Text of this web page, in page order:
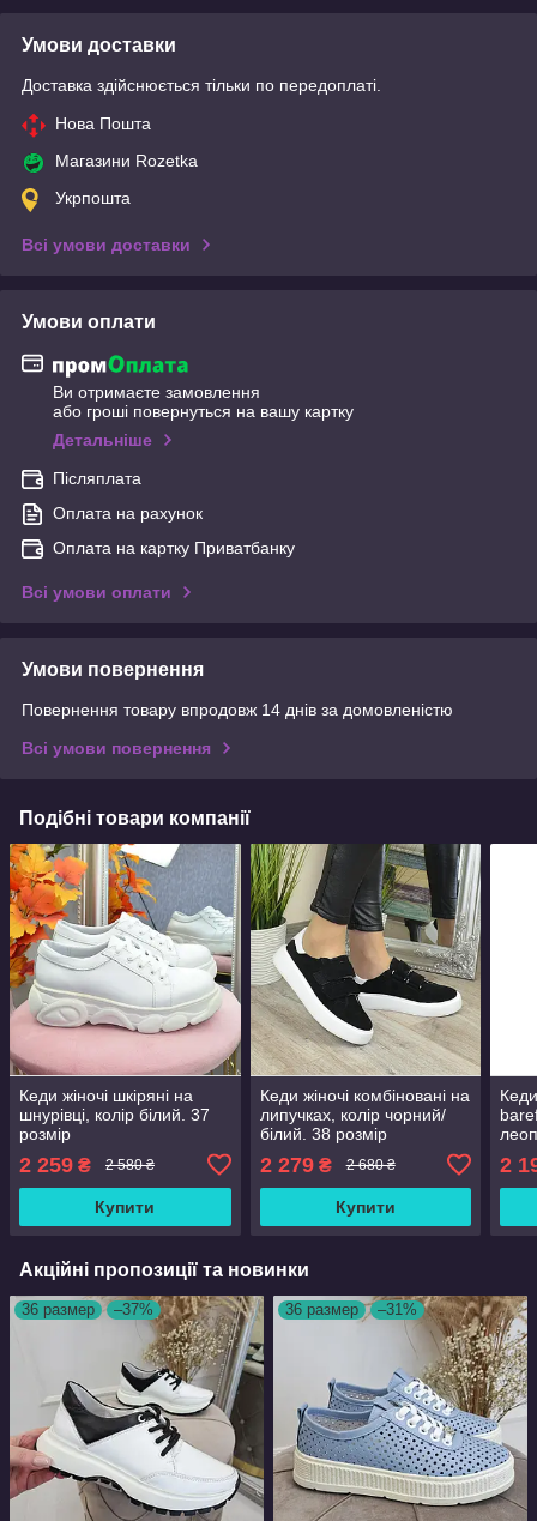
Умови доставки
Доставка здійснюється тільки по передоплаті.
Нова Пошта
Магазини Rozetka
Укрпошта
Всі умови доставки
Умови оплати
Ви отримаєте замовлення
або гроші повернуться на вашу картку
Детальніше
Післяплата
Оплата на рахунок
Оплата на картку Приватбанку
Всі умови оплати
Умови повернення
Повернення товару впродовж 14 днів за домовленістю
Всі умови повернення
Подібні товари компанії
Кеди жіночі шкіряні на
шнурівці, колір білий. 37
розмір
2 259 ₴ 2 580 ₴
Купити
Кеди жіночі комбіновані на
липучках, колір чорний/
білий. 38 розмір
2 279₴ 2 680 ₴
Купити
2
Акційні пропозиції та новинки
36 размер –37% 36 размер –31%